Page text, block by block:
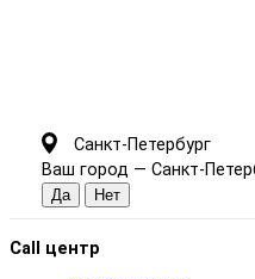
Санкт-Петербург
Ваш город — Санкт-
Call центр